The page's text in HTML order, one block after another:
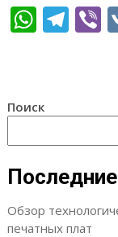
Поиск
Обзор
печатных плат